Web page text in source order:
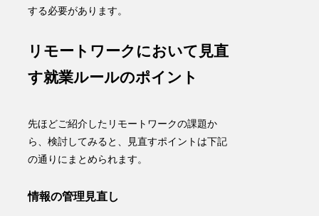
する必要があります。
リモートワークにおいて見直
す就業ルールのポイント
先ほどご紹介したリモートワークの課題か
ら、検討してみると、見直すポイントは下記
の通りにまとめられます。
情報の管理見直し